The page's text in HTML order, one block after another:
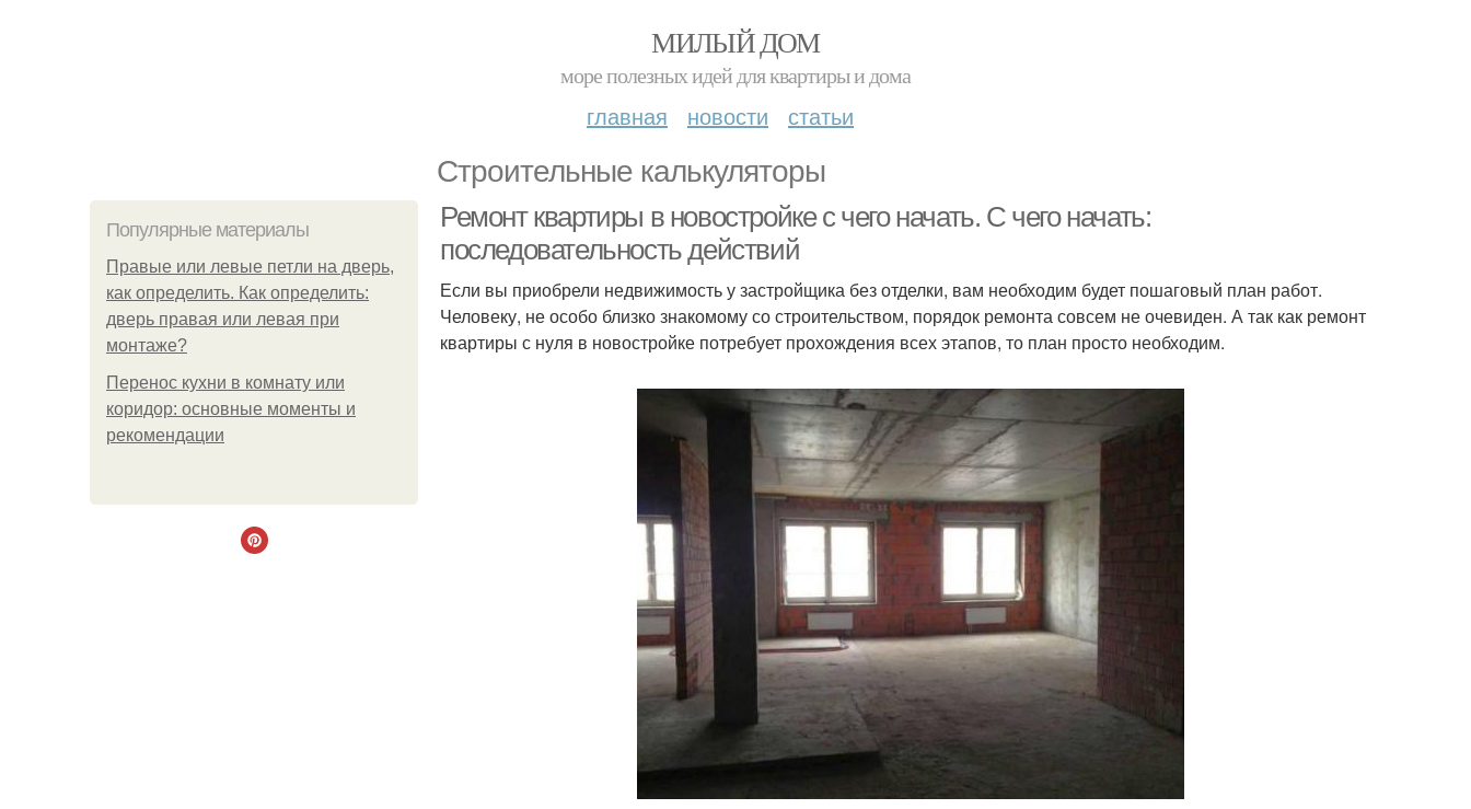
МИЛЫЙ ДОМ
море полезных идей для квартиры и дома
главная новости статьи
Строительные калькуляторы
Популярные материалы
Правые или левые петли на дверь,
как определить. Как определить:
дверь правая или левая при
монтаже?
Перенос кухни в комнату или
коридор: основные моменты и
рекомендации
Ремонт квартиры в новостройке с чего начать. С чего начать:
последовательность действий
Если вы приобрели недвижимость у застройщика без отделки, вам необходим будет пошаговый план работ.
Человеку, не особо близко знакомому со строительством, порядок ремонта совсем не очевиден. А так как ремонт
квартиры с нуля в новостройке потребует прохождения всех этапов, то план просто необходим.